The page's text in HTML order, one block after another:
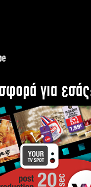
για